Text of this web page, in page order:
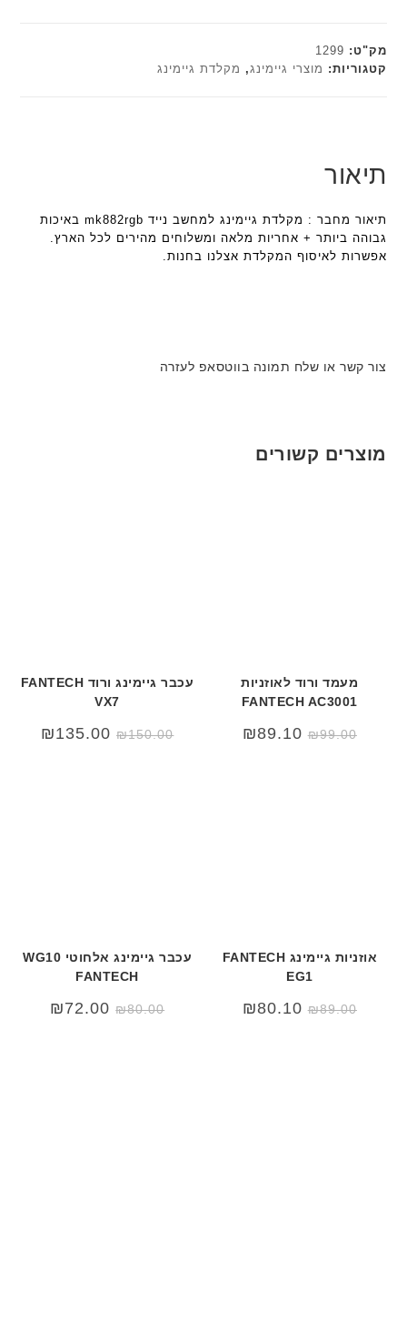
מק"ט: 1299
קטגוריות: מוצרי גיימינג, מקלדת גיימינג
תיאור
תיאור מחבר : מקלדת גיימינג למחשב נייד mk882rgb באיכות
גבוהה ביותר + אחריות מלאה ומשלוחים מהירים לכל הארץ.
אפשרות לאיסוף המקלדת אצלנו בחנות.
צור קשר או שלח תמונה בווטסאפ לעזרה
מוצרים קשורים
מעמד ורוד לאוזניות
FANTECH AC3001
₪99.00
₪89.10
עכבר גיימינג ורוד FANTECH
VX7
₪150.00
₪135.00
אוזניות גיימינג FANTECH
EG1
₪89.00
₪80.10
עכבר גיימינג אלחוטי WG10
FANTECH
המחיר
המקורי
₪80.00
המחיר
הנוכחי
₪72.00